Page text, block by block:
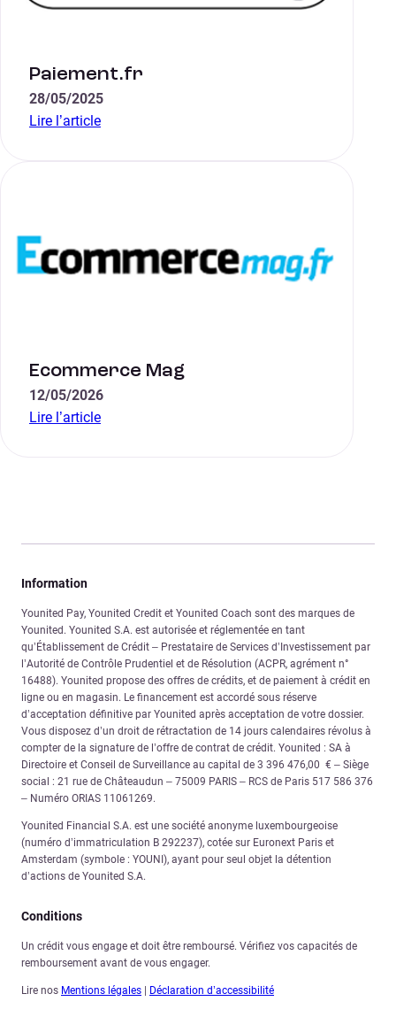
Paiement.fr
28/05/2025
Lire l’article
Ecommerce Mag
12/05/2026
Lire l’article
Information
Younited Pay, Younited Credit et Younited Coach sont des marques de
Younited. Younited S.A. est autorisée et réglementée en tant
qu’Établissement de Crédit – Prestataire de Services d’Investissement par
l’Autorité de Contrôle Prudentiel et de Résolution (ACPR, agrément n°
16488). Younited propose des offres de crédits, et de paiement à crédit en
ligne ou en magasin. Le financement est accordé sous réserve
d’acceptation définitive par Younited après acceptation de votre dossier.
Vous disposez d’un droit de rétractation de 14 jours calendaires révolus à
compter de la signature de l’offre de contrat de crédit. Younited : SA à
Directoire et Conseil de Surveillance au capital de 3 396 476,00 € – Siège
social : 21 rue de Châteaudun – 75009 PARIS – RCS de Paris 517 586 376
– Numéro ORIAS 11061269.
Younited Financial S.A. est une société anonyme luxembourgeoise
(numéro d’immatriculation B 292237), cotée sur Euronext Paris et
Amsterdam (symbole : YOUNI), ayant pour seul objet la détention
d’actions de Younited S.A.
Conditions
Un crédit vous engage et doit être remboursé. Vérifiez vos capacités de
remboursement avant de vous engager.
Lire nos Mentions légales | Déclaration d’accessibilité